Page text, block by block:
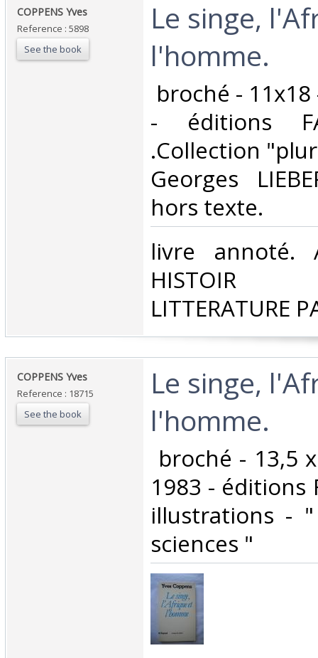
‎COPPENS Yves‎
Reference : 5898
See the book
‎Le singe,
l'homme.‎
broché -
- éditions
.Collection
Georges
hors texte.‎
‎livre annoté.
HISTOIR
LITTERATURE
‎COPPENS Yves‎
Reference : 18715
See the book
‎Le singe,
l'homme.‎
broché - 13,5
1983 - éditions
illustrations -
sciences "‎